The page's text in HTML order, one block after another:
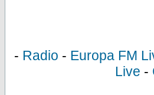
- Radio - Europa FM
Live -